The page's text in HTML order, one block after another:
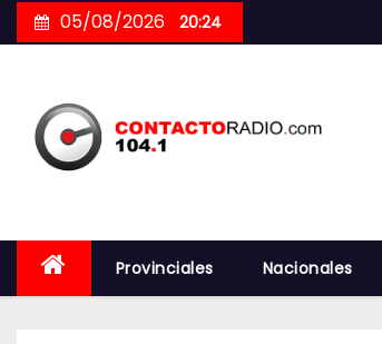
to
05/08/2026 20:24
Provinciales Nacionales